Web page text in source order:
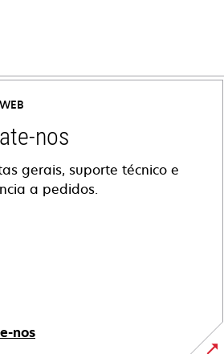
nos
gerais, suporte técnico e
a pedidos.
nos